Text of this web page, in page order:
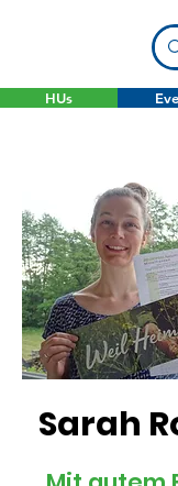
HUs
Sarah